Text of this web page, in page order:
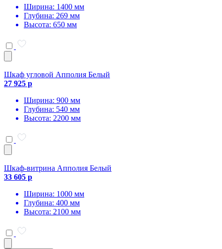
Ширина: 1400 мм
Глубина: 269 мм
Высота: 650 мм
Шкаф угловой Апполия Белый
27 925 р
Ширина: 900 мм
Глубина: 540 мм
Высота: 2200 мм
Шкаф-витрина Апполия Белый
33 605 р
Ширина: 1000 мм
Глубина: 400 мм
Высота: 2100 мм